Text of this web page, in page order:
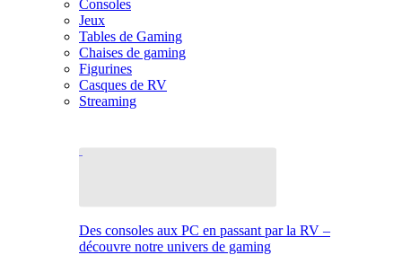
Consoles
Jeux
Tables de Gaming
Chaises de gaming
Figurines
Casques de RV
Streaming
Des consoles aux PC en passant par la RV –
découvre notre univers de gaming